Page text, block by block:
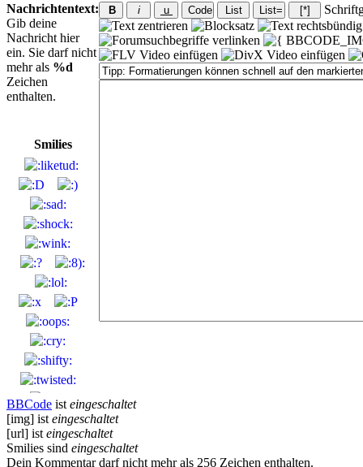
Nachrichtentext:
Gib deine
Nachricht hier
ein. Sie darf nicht
mehr als %d
Zeichen
enthalten.
Smilies
BBCode ist eingeschaltet
[img] ist eingeschaltet
[url] ist eingeschaltet
Smilies sind eingeschaltet
Dein Kommentar darf nicht mehr als 256 Zeichen enthalten.